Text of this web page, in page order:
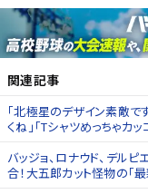
関連記事
｢北極星のデザイン素敵で
くね｣｢Tシャツめっちゃカ
バッジョ、ロナウド、デル
合！大五郎カット怪物の｢